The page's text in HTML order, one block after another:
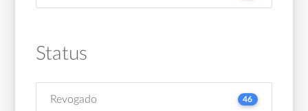
Status
Revogado 46